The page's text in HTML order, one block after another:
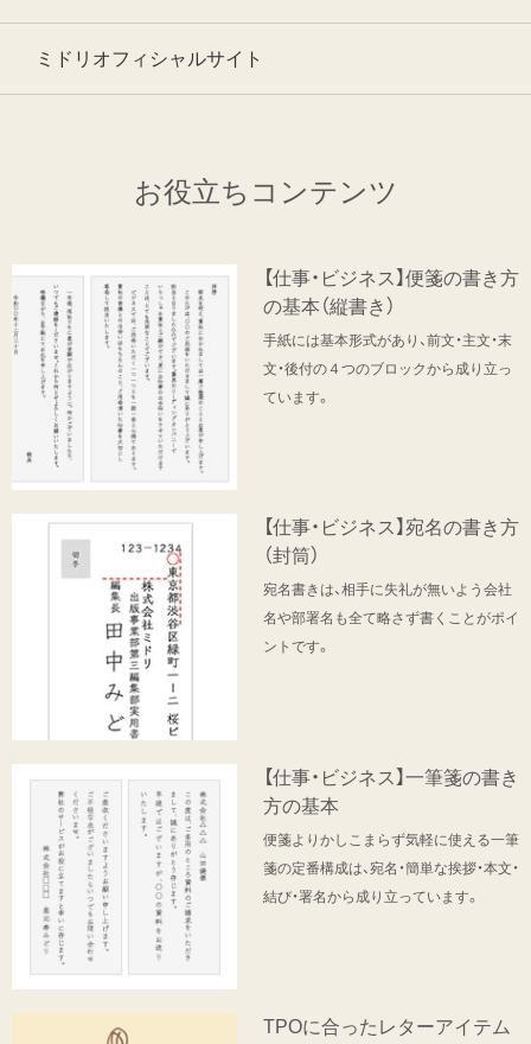
ミドリオフィシャルサイト
お役立ちコンテンツ
【仕事・ビジネス】便箋の書き方
の基本（縦書き）
手紙には基本形式があり、前文・主文・末
文・後付の４つのブロックから成り立っ
ています。
【仕事・ビジネス】宛名の書き方
（封筒）
宛名書きは、相手に失礼が無いよう会社
名や部署名も全て略さず書くことがポイ
ントです。
【仕事・ビジネス】一筆箋の書き
方の基本
便箋よりかしこまらず気軽に使える一筆
箋の定番構成は、宛名・簡単な挨拶・本文・
結び・署名から成り立っています。
TPOに合ったレターアイテム